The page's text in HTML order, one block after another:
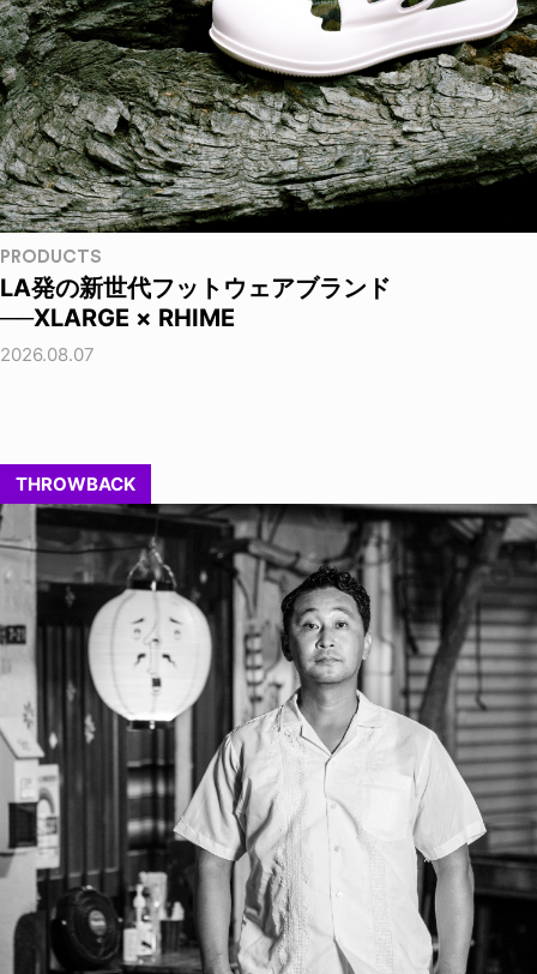
PRODUCTS
LA発の新世代フットウェアブランド
──XLARGE × RHIME
2026.08.07
THROWBACK